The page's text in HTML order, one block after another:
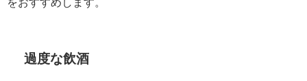
過度な飲酒